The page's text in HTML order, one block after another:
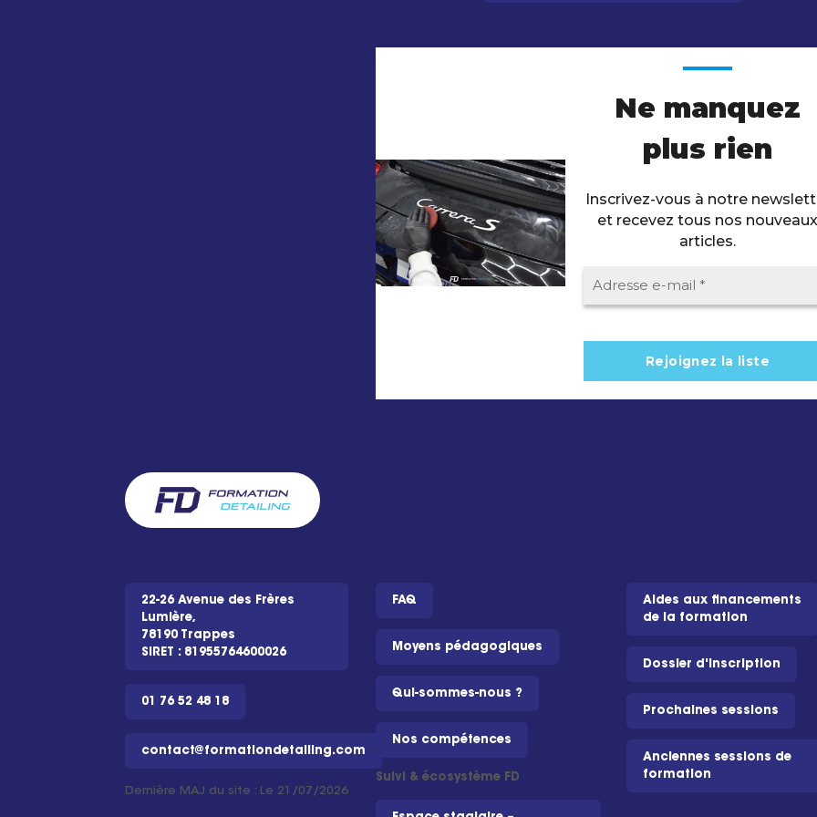
Ne manquez
plus rien
Inscrivez-vous à notre
et recevez tous nos nouveaux
articles.
22-26 Avenue des Frères
Lumière,
78190 Trappes
SIRET : 81955764600026
01 76 52 48 18
contact@formationdetailing.com
Dernière MAJ du site : Le 21/07/2026
FAQ
Moyens pédagogiques
Qui-sommes-nous ?
Nos compétences
Suivi & écosystème FD
Aides aux financements
de la formation
Dossier d'inscription
Prochaines sessions
Anciennes sessions de
formation